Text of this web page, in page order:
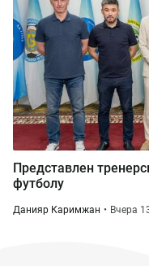
Представлен
футболу
Данияр Каримжан Вчера